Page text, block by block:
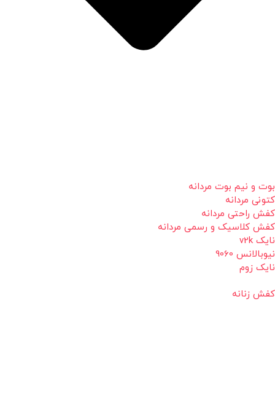
بوت و نیم بوت مردانه
کتونی مردانه
کفش راحتی مردانه
کفش کلاسیک و رسمی مردانه
نایک v2k
نیوبالانس 9060
نایک زوم
کفش زنانه